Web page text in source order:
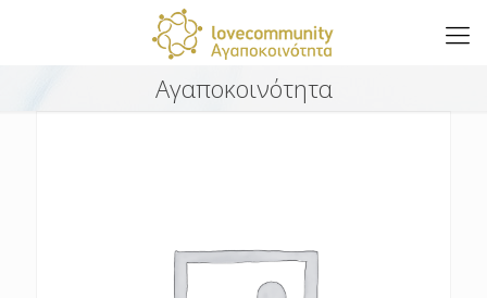
Αγαποκοινότητα